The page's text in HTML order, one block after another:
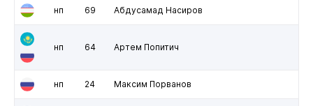
нп 69 Абдусамад Насиров
нп 64 Артем Попитич
нп 24 Максим Порванов